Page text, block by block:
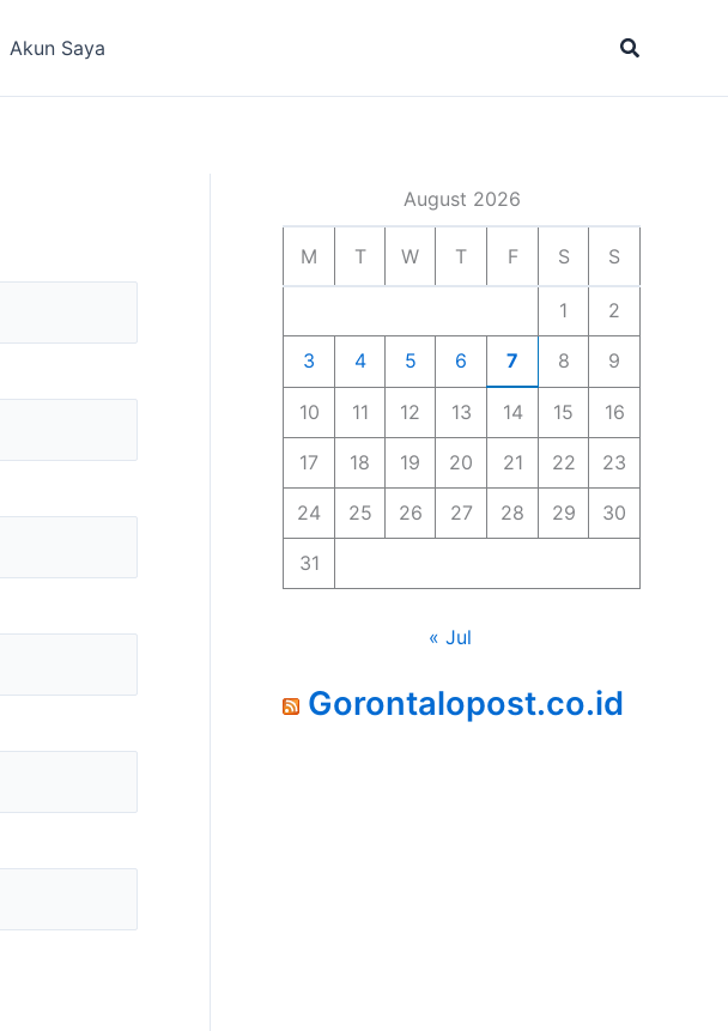
Akun Saya Search
August 2026
M T W T F S S
1 2
3 4 5 6 7 8 9
10 11 12 13 14 15 16
17 18 19 20 21 22 23
24 25 26 27 28 29 30
31
« Jul
Gorontalopost.co.id